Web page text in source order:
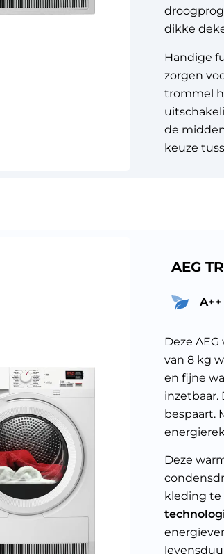
dikke
Handige
zorgen
trommel
de
keuze
AEG
A++
Deze
van 8 kg
en fijne
inzetbaar.
bespaart.
Deze
kleding te